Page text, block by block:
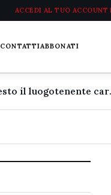
ACCEDI AL TUO ACCOUNT
CONTATTIABBONATI
Arma dei